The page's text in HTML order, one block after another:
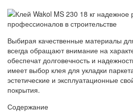
Выбирая качественные материалы
всегда обращают внимание на
обеспечат долговечность и
имеет выбор клея для укладки
эстетические и эксплуатационные
покрытия.
Содержание